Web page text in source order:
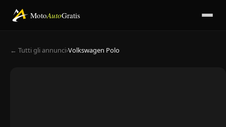
MotoAutoGratis
← Tutti gli annunci›Volkswagen Polo